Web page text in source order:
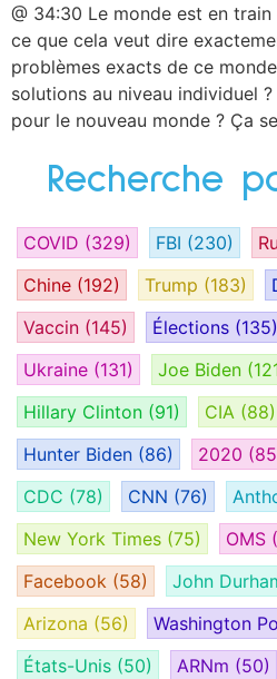
@ 34:30 Le monde est en train
ce que cela veut dire
problèmes exacts de ce
solutions au niveau individuel
pour le nouveau monde ? Ça
Recherche
COVID (329) FBI (230)
Chine (192) Trump (183)
Vaccin (145) Élections (135)
Ukraine (131) Joe Biden
Hillary Clinton (91) CIA (88)
Hunter Biden (86) 2020
CDC (78) CNN (76)
New York Times (75) OMS
Facebook (58) John
Arizona (56) Washington
États-Unis (50) ARNm (50)